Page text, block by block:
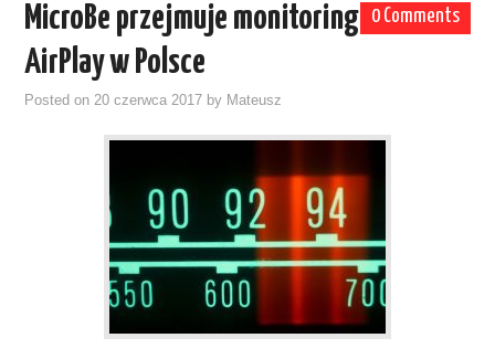
0 Comments
MicroBe przejmuje monitoring
AirPlay w Polsce
Posted on20 czerwca 2017 by Mateusz